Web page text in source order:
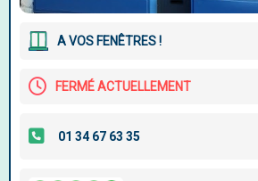
A VOS FENÊTRES !
FERMÉ ACTUELLEMENT